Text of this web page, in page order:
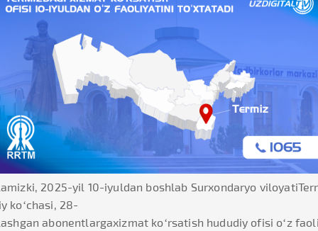
2025-yil 10-iyuldan boshlab Surxondaryo
ko‘chasi, 28-
abonentlargaxizmat koʻrsatish hududiy ofisi oʻz